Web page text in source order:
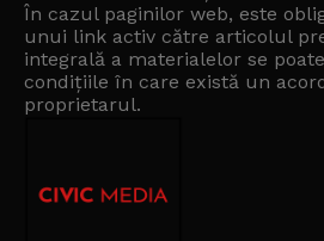
În cazul paginilor web, este
unui link activ către articolul
integrală a materialelor se
condițiile în care există un
proprietarul.